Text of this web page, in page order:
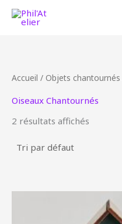
Aller
Accueil / Objets chantournés
Oiseaux Chantournés
2 résultats affichés